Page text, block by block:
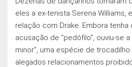
eles a ex-tenista Serena Williams,
relação com Drake. Embora tenha
acusação de “pedófilo”, ouviu-se
minor”, uma espécie de trocadilho
alegados relacionamentos